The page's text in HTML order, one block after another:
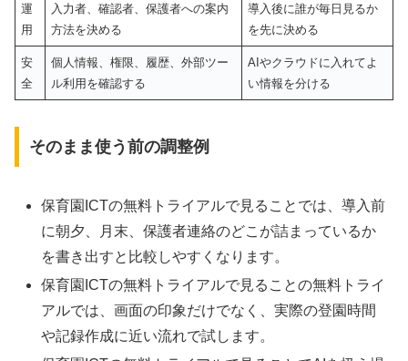
運
用
入力者、確認者、保護者への案内
方法を決める
導入後に誰が毎日見るか
を先に決める
安
全
個人情報、権限、履歴、外部ツー
ル利用を確認する
AIやクラウドに入れてよ
い情報を分ける
そのまま使う前の調整例
保育園ICTの無料トライアルで見ることでは、導入前
に朝夕、月末、保護者連絡のどこが詰まっているか
を書き出すと比較しやすくなります。
保育園ICTの無料トライアルで見ることの無料トライ
アルでは、画面の印象だけでなく、実際の登園時間
や記録作成に近い流れで試します。